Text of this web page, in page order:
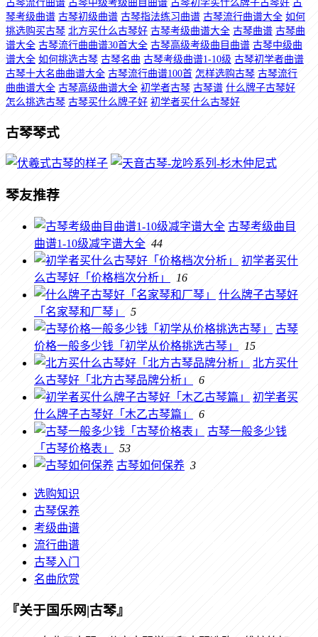
古琴流行曲谱 古琴中级考级曲目曲谱 古琴初学买什么牌子古琴好 古
琴考级曲谱 古琴初级曲谱 古琴指法练习曲谱 古琴流行曲谱大全 如何
挑选购买古琴 北方买什么古琴好 古琴考级曲谱大全 古琴曲谱 古琴曲
谱大全 古琴流行曲曲谱30首大全 古琴高级考级曲目曲谱 古琴中级曲
谱大全 如何挑选古琴 古琴名曲 古琴考级曲谱1-10级 古琴初学者曲谱
古琴十大名曲曲谱大全 古琴流行曲谱100首 怎样选购古琴 古琴流行
曲曲谱大全 古琴高级曲谱大全 初学者古琴 古琴谱 什么牌子古琴好
怎么挑选古琴 古琴买什么牌子好 初学者买什么古琴好
古琴琴式
琴友推荐
古琴考级曲目
曲谱1-10级减字谱大全 44
初学者买什
么古琴好「价格档次分析」
16
什么牌子古琴好
「名家琴和厂琴」
5
古琴
价格一般多少钱「初学从价格挑选古琴」
15
北方买什
么古琴好「北方古琴品牌分析」
6
初学者买
什么牌子古琴好「木乙古琴篇」
6
古琴一般多少钱
「古琴价格表」
53
古琴如何保养 3
选购知识
古琴保养
考级曲谱
流行曲谱
古琴入门
名曲欣赏
『关于国乐网|古琴』